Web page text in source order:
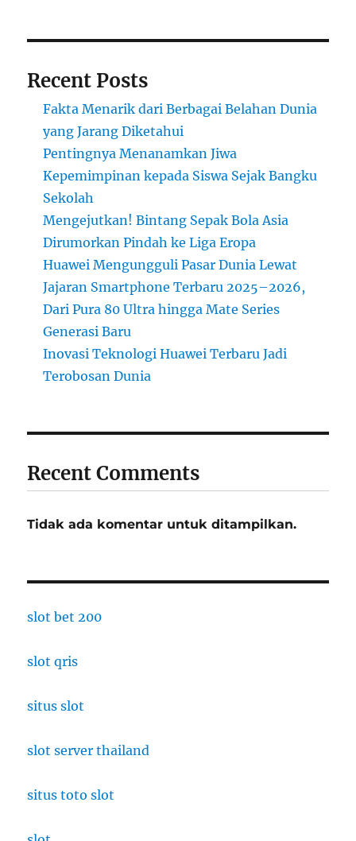
Recent Posts
Fakta Menarik dari Berbagai Belahan Dunia
yang Jarang Diketahui
Pentingnya Menanamkan Jiwa
Kepemimpinan kepada Siswa Sejak Bangku
Sekolah
Mengejutkan! Bintang Sepak Bola Asia
Dirumorkan Pindah ke Liga Eropa
Huawei Mengungguli Pasar Dunia Lewat
Jajaran Smartphone Terbaru 2025–2026,
Dari Pura 80 Ultra hingga Mate Series
Generasi Baru
Inovasi Teknologi Huawei Terbaru Jadi
Terobosan Dunia
Recent Comments
Tidak ada komentar untuk ditampilkan.
slot bet 200
slot qris
situs slot
slot server thailand
situs toto slot